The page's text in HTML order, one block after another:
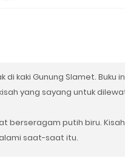
kaki Gunung Slamet. Buku
yang sayang untuk
berseragam putih biru.
saat-saat itu.⁣